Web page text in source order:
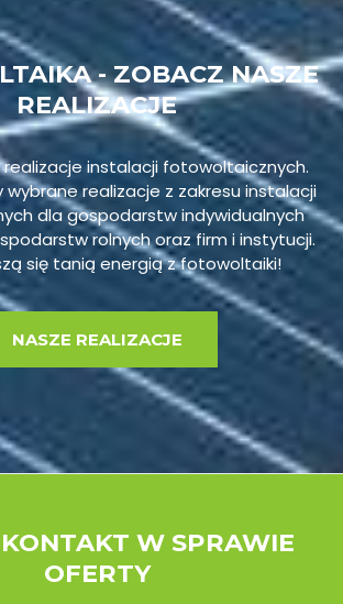
- ZOBACZ NASZE
REALIZACJE
instalacji fotowoltaicznych.
realizacje z zakresu instalacji
dla gospodarstw indywidualnych
rolnych oraz firm i instytucji.
się tanią energią z fotowoltaiki!
NASZE REALIZACJE
W SPRAWIE
OFERTY